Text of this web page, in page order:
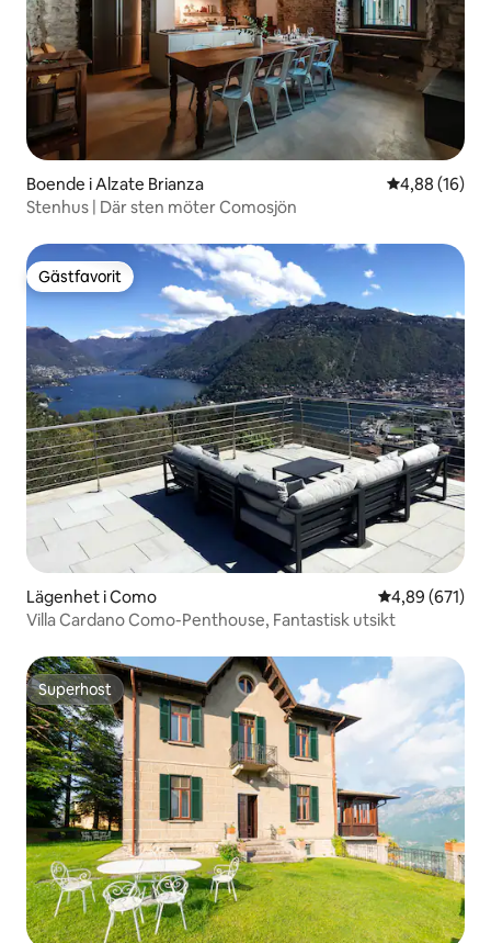
Boende i Alzate Brianza 4,88 av 5 i
4,88 (16)
Stenhus | Där sten möter Comosjön
Gästfavorit
Gästfavorit
Lägenhet i Como 4,89 av 5 i
4,89 (671)
Villa Cardano Como-Penthouse, Fantastisk utsikt
Superhost
Superhost